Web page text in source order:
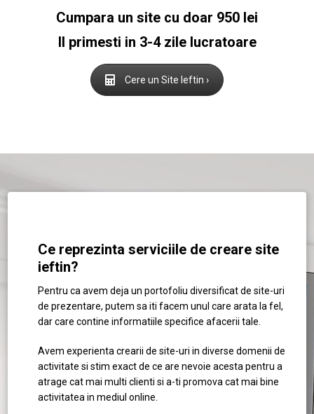
Cumpara un site cu doar 950 lei
Il primesti in 3-4 zile lucratoare
Cere un Site Ieftin ›
Ce reprezinta serviciile de creare site
ieftin?
Pentru ca avem deja un portofoliu diversificat de site-uri
de prezentare, putem sa iti facem unul care arata la fel,
dar care contine informatiile specifice afacerii tale.
Avem experienta crearii de site-uri in diverse domenii de
activitate si stim exact de ce are nevoie acesta pentru a
atrage cat mai multi clienti si a-ti promova cat mai bine
activitatea in mediul online.